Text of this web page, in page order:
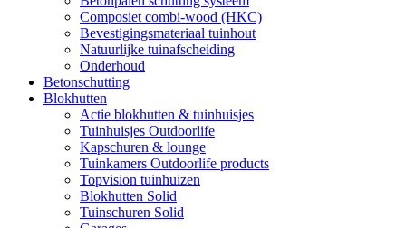
Composiet combi-wood (HKC)
Bevestigingsmateriaal tuinhout
Natuurlijke tuinafscheiding
Onderhoud
Betonschutting
Blokhutten
Actie blokhutten & tuinhuisjes
Tuinhuisjes Outdoorlife
Kapschuren & lounge
Tuinkamers Outdoorlife products
Topvision tuinhuizen
Blokhutten Solid
Tuinschuren Solid